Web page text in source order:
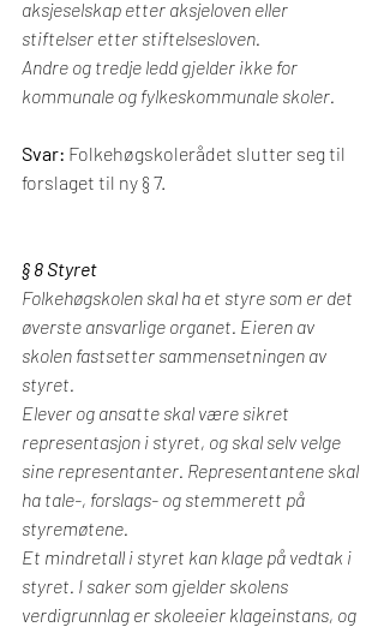
aksjeselskap etter aksjeloven eller
stiftelser etter stiftelsesloven.
Andre og tredje ledd gjelder ikke for
kommunale og fylkeskommunale skoler.
Svar: Folkehøgskolerådet slutter seg til
forslaget til ny § 7.
§ 8 Styret
Folkehøgskolen skal ha et styre som er det
øverste ansvarlige organet. Eieren av
skolen fastsetter sammensetningen av
styret.
Elever og ansatte skal være sikret
representasjon i styret, og skal selv velge
sine representanter. Representantene skal
ha tale-, forslags- og stemmerett på
styremøtene.
Et mindretall i styret kan klage på vedtak i
styret. I saker som gjelder skolens
verdigrunnlag er skoleeier klageinstans, og